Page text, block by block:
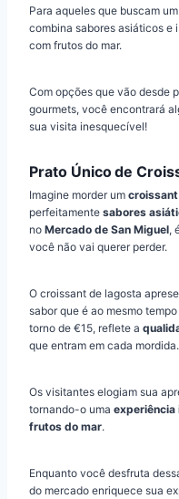
Para aqueles que buscam um
combina sabores asiáticos e
com frutos do mar.
Com opções que vão desde
gourmets, você encontrará
sua visita inesquecível!
Prato Único de
Imagine morder um
perfeitamente sabores
no Mercado de San Miguel,
você não vai querer perder.
O croissant de lagosta
sabor que é ao mesmo
torno de €15, reflete a
que entram em cada mordida.
Os visitantes elogiam sua
tornando-o uma experiência
frutos do mar.
Enquanto você desfruta
do mercado enriquece sua